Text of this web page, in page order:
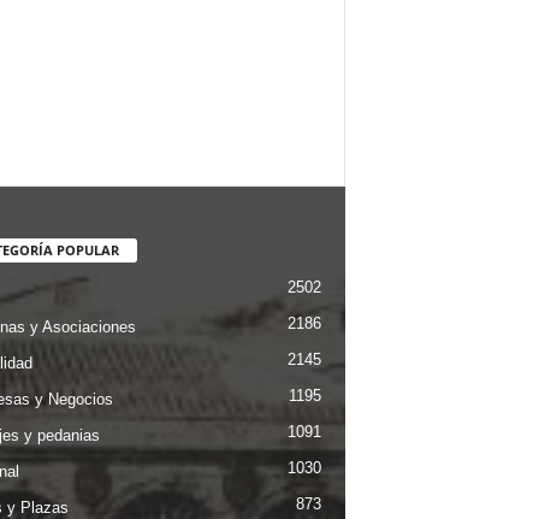
POPULAR
2502
y Asociaciones 2186
2145
y Negocios 1195
y pedanias 1091
1030
y Plazas 873